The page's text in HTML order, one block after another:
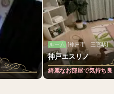
ルーム [神戸市 三宮駅]
神戸エスリノ
綺麗なお部屋で気持ち良